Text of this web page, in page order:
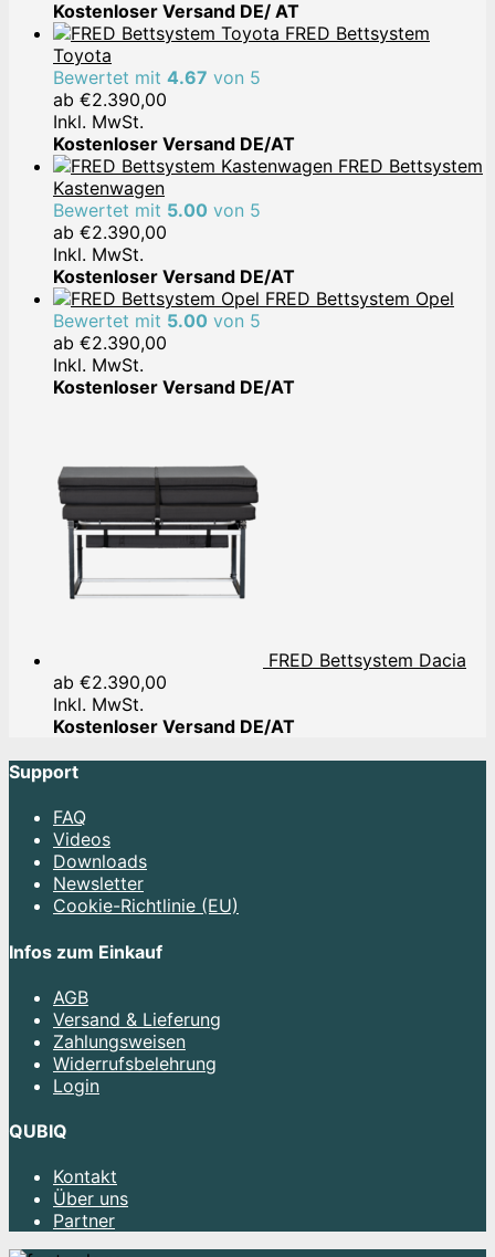
Kostenloser Versand DE/ AT
FRED Bettsystem
Toyota
Bewertet mit 4.67 von 5
ab €2.390,00
Inkl. MwSt.
Kostenloser Versand DE/AT
FRED Bettsystem
Kastenwagen
Bewertet mit 5.00 von 5
ab €2.390,00
Inkl. MwSt.
Kostenloser Versand DE/AT
FRED Bettsystem Opel
Bewertet mit 5.00 von 5
ab €2.390,00
Inkl. MwSt.
Kostenloser Versand DE/AT
FRED Bettsystem Dacia
ab €2.390,00
Inkl. MwSt.
Kostenloser Versand DE/AT
Support
FAQ
Videos
Downloads
Newsletter
Cookie-Richtlinie (EU)
Infos zum Einkauf
AGB
Versand & Lieferung
Zahlungsweisen
Widerrufsbelehrung
Login
QUBIQ
Kontakt
Über uns
Partner